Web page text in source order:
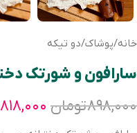
خانه/پوشاک/دو تیکه
سارافون و شورتک
۸۹۸,۰۰۰تومان ۸۱۸,۰۰۰